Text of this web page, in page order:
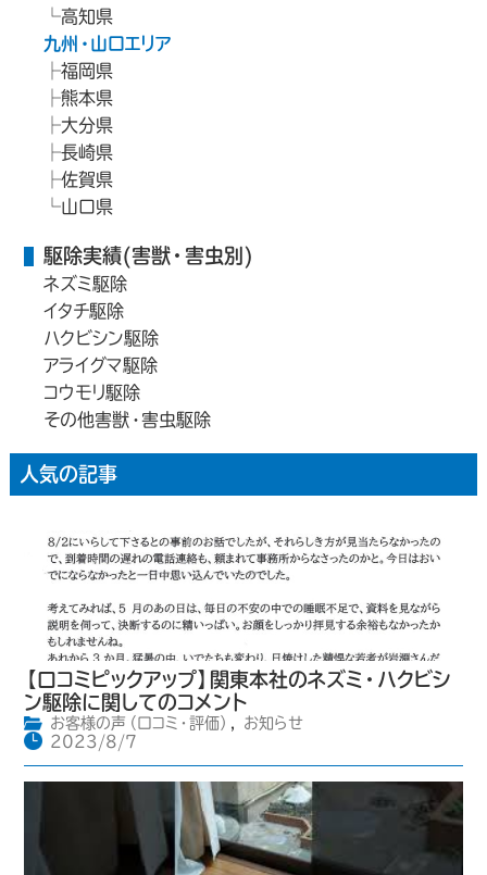
高知県
九州・山口エリア
福岡県
熊本県
大分県
長崎県
佐賀県
山口県
駆除実績(害獣・害虫別)
ネズミ駆除
イタチ駆除
ハクビシン駆除
アライグマ駆除
コウモリ駆除
その他害獣・害虫駆除
人気の記事
【口コミピックアップ】関東本社のネズミ・ハクビシ
ン駆除に関してのコメント
お客様の声（口コミ・評価） ,
お知らせ
2023/8/7